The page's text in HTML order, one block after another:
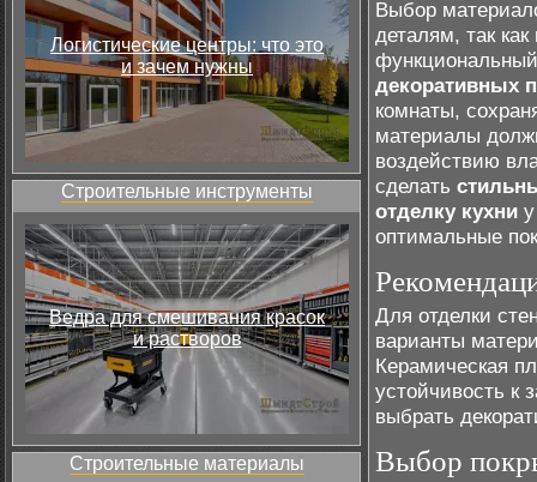
Логистические центры: что это
и зачем нужны
Строительные инструменты
Ведра для смешивания красок
и растворов
Строительные материалы
Выбор
деталям, так
декоративных
комнаты,
материалы
воздействию
сделать
отделку кухни
оптимальные
Для отделки
варианты
Керамическая
устойчивость к
выбрать
Выбор